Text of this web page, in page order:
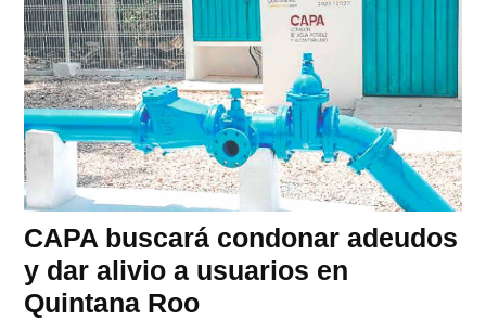
CAPA buscará condonar adeudos
y dar alivio a usuarios en
Quintana Roo